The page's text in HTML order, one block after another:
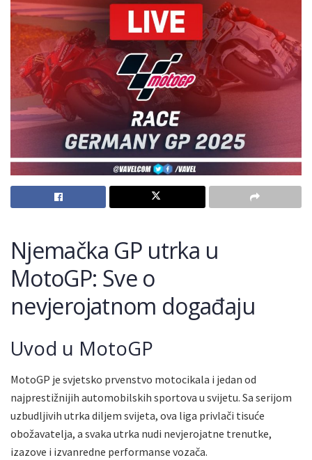
Njemačka GP utrka u
MotoGP: Sve o
nevjerojatnom događaju
Uvod u MotoGP
MotoGP je svjetsko prvenstvo motocikala i jedan od
najprestižnijih automobilskih sportova u svijetu. Sa serijom
uzbudljivih utrka diljem svijeta, ova liga privlači tisuće
obožavatelja, a svaka utrka nudi nevjerojatne trenutke,
izazove i izvanredne performanse vozača.